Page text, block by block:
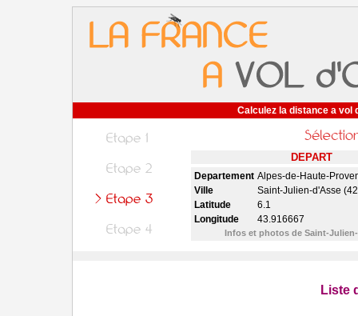
Calculez la distance a vol
DEPART
Departement Alpes-de-Haute-
Ville
Saint-Julien-d'Asse
Latitude
6.1
Longitude
43.916667
Infos et photos de Saint-
Liste